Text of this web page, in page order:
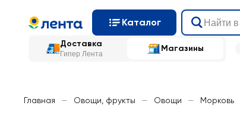
Каталог
Доставка
Гипер Лента
Магазины
Главная — Овощи, фрукты — Овощи — Морковь